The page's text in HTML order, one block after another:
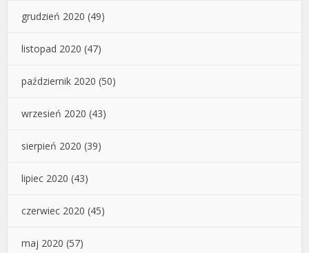
grudzień 2020 (49)
listopad 2020 (47)
październik 2020 (50)
wrzesień 2020 (43)
sierpień 2020 (39)
lipiec 2020 (43)
czerwiec 2020 (45)
maj 2020 (57)